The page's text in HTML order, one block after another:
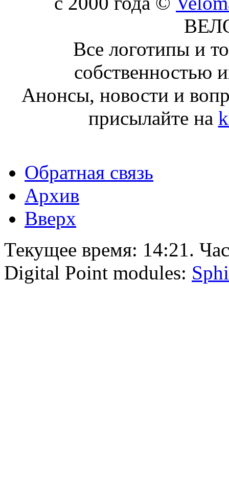
Все логотипы и
собственностью
Анонсы, новости и
присылайте на
Обратная связь
Архив
Вверх
Текущее время: 14:21.
Digital Point modules: